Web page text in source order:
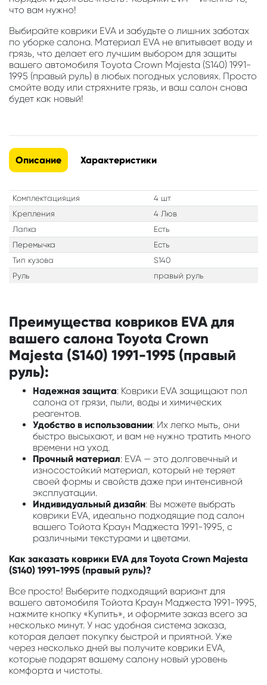
что вам нужно!
Выбирайте коврики EVA и забудьте о лишних заботах
по уборке салона. Материал EVA не впитывает воду и
грязь, что делает его лучшим выбором для защиты
вашего автомобиля Toyota Crown Majesta (S140) 1991-
1995 (правый руль) в любых погодных условиях. Просто
смойте воду или стряхните грязь, и ваш салон снова
будет как новый!
Описание Характеристики
Комплектацияция
4 шт
Крепления
4 Люв
Лапка
Есть
Перемычка
Есть
Тип кузова
S140
Руль
правый руль
Преимущества ковриков EVA для
вашего салона Toyota Crown
Majesta (S140) 1991-1995 (правый
руль):
Надежная защита: Коврики EVA защищают пол
салона от грязи, пыли, воды и химических
реагентов.
Удобство в использовании: Их легко мыть, они
быстро высыхают, и вам не нужно тратить много
времени на уход.
Прочный материал: EVA — это долговечный и
износостойкий материал, который не теряет
своей формы и свойств даже при интенсивной
эксплуатации.
Индивидуальный дизайн: Вы можете выбрать
коврики EVA, идеально подходящие под салон
вашего Тойота Краун Маджеста 1991-1995, с
различными текстурами и цветами.
Как заказать коврики EVA для Toyota Crown Majesta
(S140) 1991-1995 (правый руль)?
Все просто! Выберите подходящий вариант для
вашего автомобиля Тойота Краун Маджеста 1991-1995,
нажмите кнопку «Купить», и оформите заказ всего за
несколько минут. У нас удобная система заказа,
которая делает покупку быстрой и приятной. Уже
через несколько дней вы получите коврики EVA,
которые подарят вашему салону новый уровень
комфорта и чистоты.